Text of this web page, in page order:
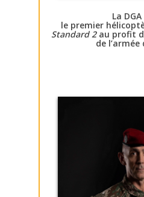
La
le premier
Standard 2au profit
de l’armée